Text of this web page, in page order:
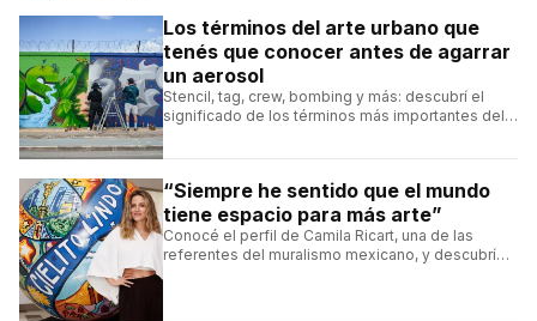
Los términos del arte urbano que
tenés que conocer antes de agarrar
un aerosol
Stencil, tag, crew, bombing y más: descubrí el
significado de los términos más importantes del
“Siempre he sentido que el mundo
tiene espacio para más arte”
Conocé el perfil de Camila Ricart, una de las
referentes del muralismo mexicano, y descubrí